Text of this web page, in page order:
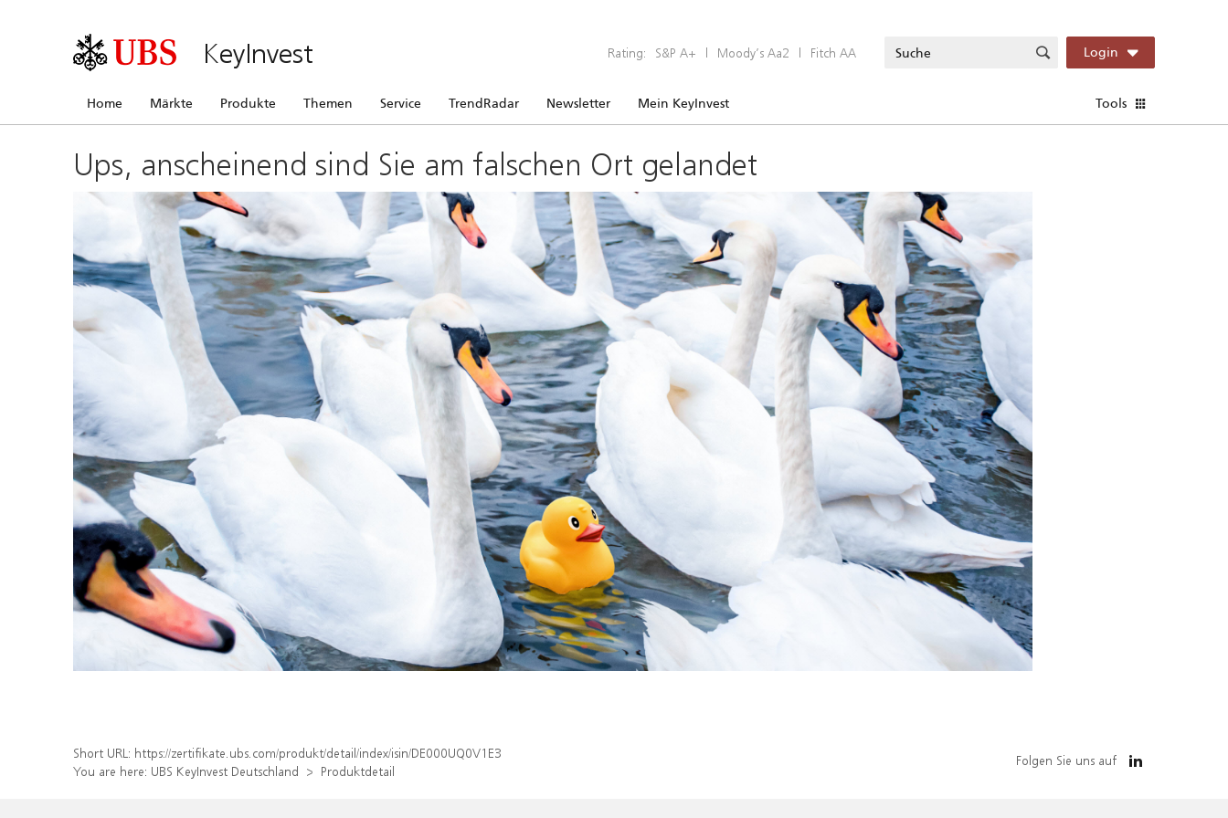
KeyInvest Rating: S&P A+ | Moody’s Aa2 | Fitch AA Login
Home Märkte Produkte Themen Service TrendRadar Newsletter Mein KeyInvest Tools
Ups, anscheinend sind Sie am falschen Ort gelandet
Short URL: https://zertifikate.ubs.com/produkt/detail/index/isin/DE000UQ0V1E3
You are here: UBS KeyInvest Deutschland Produktdetail
Folgen Sie uns auf